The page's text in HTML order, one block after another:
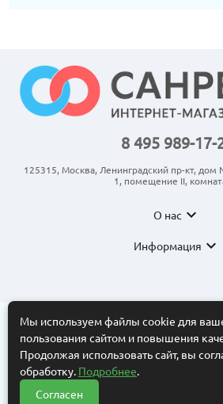
8 495 989-17-
125315, Москва, Ленинградский пр-кт,
1, помещение II,
О нас expand_more
Информация expand_more
© 2011-2026 ООО
Все торговые марки принадлежат их
составляющих частей сайта в какой бы
разрешения владельца авторских прав
магазин носит исключительно
Информационные материалы, размеры,
Мы используем файлы cookie для
пользования сайтом и повышения
Продолжая использовать сайт, вы
обработку. Подробнее.
Согласен